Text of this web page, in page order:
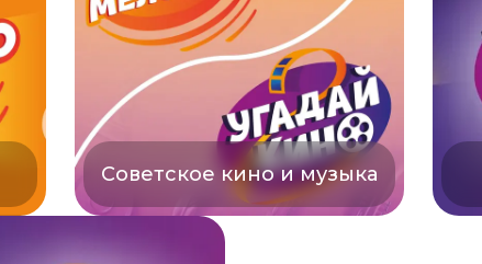
Советское кино и музыка